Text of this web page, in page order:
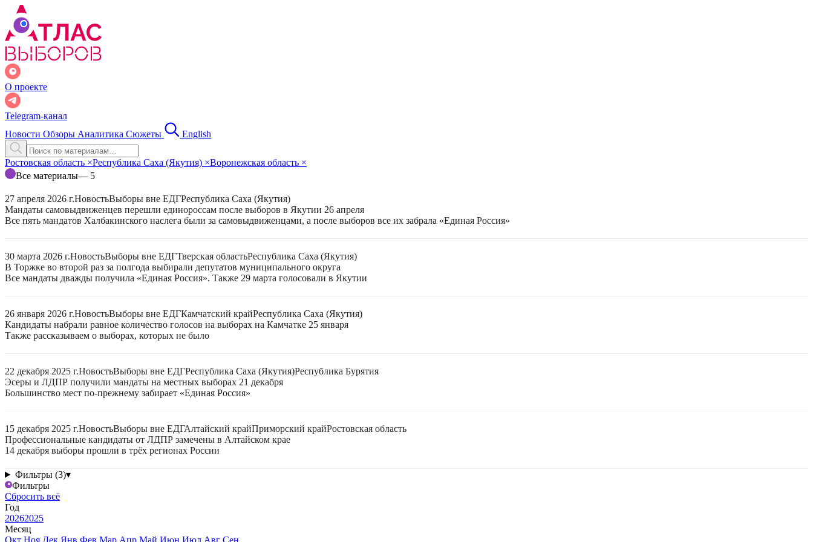
О проекте
Telegram-канал
Новости Обзоры Аналитика Сюжеты English
Ростовская область ×Республика Саха (Якутия) ×Воронежская область ×
Все материалы— 5
27 апреля 2026 г.НовостьВыборы вне ЕДГРеспублика Саха (Якутия)
Мандаты самовыдвиженцев перешли единороссам после выборов в Якутии 26 апреля
Все пять мандатов Халбакинского наслега были за самовыдвиженцами, а после выборов все их забрала «Единая Россия»
30 марта 2026 г.НовостьВыборы вне ЕДГТверская областьРеспублика Саха (Якутия)
В Торжке во второй раз за полгода выбирали депутатов муниципального округа
Все мандаты дважды получила «Единая Россия». Также 29 марта голосовали в Якутии
26 января 2026 г.НовостьВыборы вне ЕДГКамчатский крайРеспублика Саха (Якутия)
Кандидаты набрали равное количество голосов на выборах на Камчатке 25 января
Также рассказываем о выборах, которых не было
22 декабря 2025 г.НовостьВыборы вне ЕДГРеспублика Саха (Якутия)Республика Бурятия
Эсеры и ЛДПР получили мандаты на местных выборах 21 декабря
Большинство мест по-прежнему забирает «Единая Россия»
15 декабря 2025 г.НовостьВыборы вне ЕДГАлтайский крайПриморский крайРостовская область
Профессиональные кандидаты от ЛДПР замечены в Алтайском крае
14 декабря выборы прошли в трёх регионах России
Фильтры (3)▾
Фильтры
Сбросить всё
Год
20262025
Месяц
Окт Ноя Дек Янв Фев Мар Апр Май Июн Июл Авг Сен